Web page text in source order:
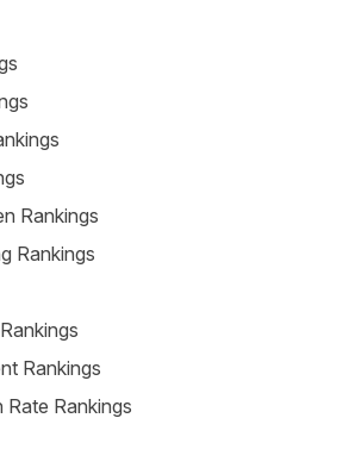
Rankings
Rankings
Rankings
Rankings